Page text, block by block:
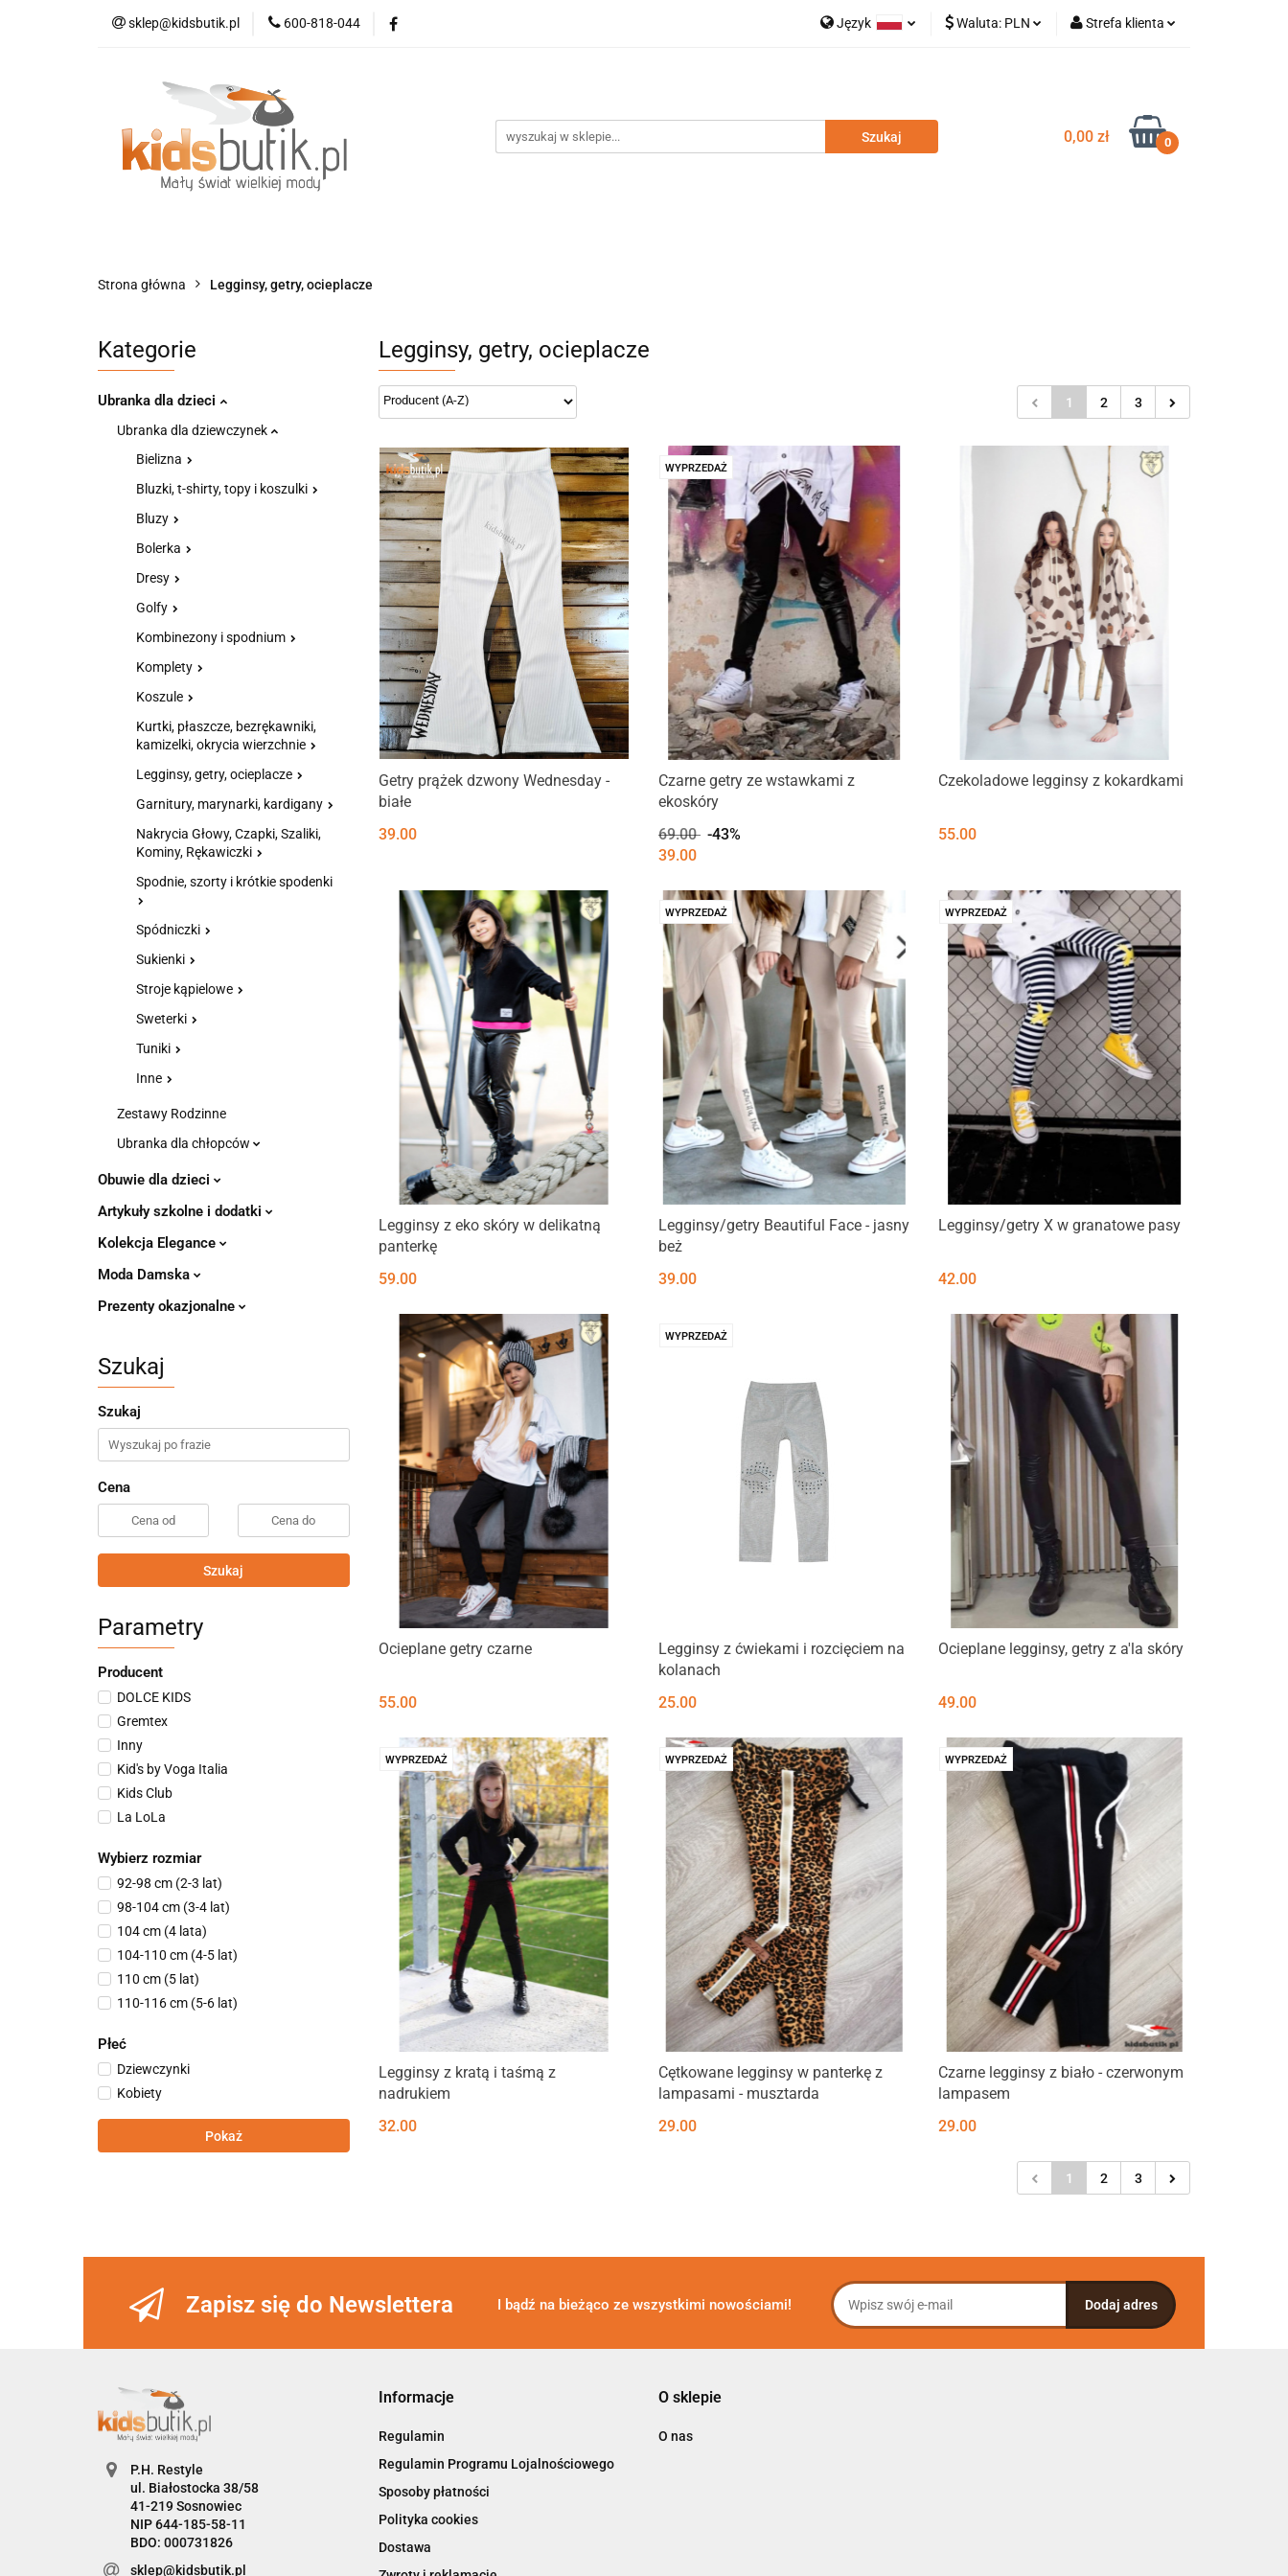
sklep@kidsbutik.pl 600-818-044 Język Waluta: PLN Strefa klienta
Dodaj zgłoszenie
0,00 zł 0
Kategorie Zestawy rodzinne
Strona główna Legginsy, getry, ocieplacze
Kategorie
Ubranka dla dzieci
Ubranka dla dziewczynek
Bielizna
Bluzki, t-shirty, topy i koszulki
Bluzy
Bolerka
Dresy
Golfy
Kombinezony i spodnium
Komplety
Koszule
Kurtki, płaszcze, bezrękawniki,
kamizelki, okrycia wierzchnie
Legginsy, getry, ocieplacze
Garnitury, marynarki, kardigany
Nakrycia Głowy, Czapki, Szaliki,
Kominy, Rękawiczki
Spodnie, szorty i krótkie spodenki
Spódniczki
Sukienki
Stroje kąpielowe
Sweterki
Tuniki
Inne
Zestawy Rodzinne
Ubranka dla chłopców
Obuwie dla dzieci
Artykuły szkolne i dodatki
Kolekcja Elegance
Moda Damska
Prezenty okazjonalne
Szukaj
Szukaj
Cena
Szukaj
Parametry
Producent
DOLCE KIDS
Gremtex
Inny
Kid's by Voga Italia
Kids Club
La LoLa
LINDA
RG Kidsstore EU
Royal Kids
Wybierz rozmiar
92-98 cm (2-3 lat)
98-104 cm (3-4 lat)
104 cm (4 lata)
104-110 cm (4-5 lat)
110 cm (5 lat)
110-116 cm (5-6 lat)
116-122 cm (6-7 lat)
122 cm (7 lat)
122-128 cm (7-8 lat)
128 cm (8 lat)
146-152cm (11-12 lat)
152 cm (12 lat)
158-164cm (13-14 lat)
164 cm (14 lat)
Płeć
Dziewczynki
Kobiety
Pokaż
Legginsy, getry, ocieplacze
1 2 3
Getry prążek dzwony Wednesday -
białe
39.00
WYPRZEDAŻ
Czarne getry ze wstawkami z
ekoskóry
69.00 -43%
39.00
Czekoladowe legginsy z kokardkami
55.00
Legginsy z eko skóry w delikatną
panterkę
59.00
WYPRZEDAŻ
Legginsy/getry Beautiful Face - jasny
beż
39.00
WYPRZEDAŻ
Legginsy/getry X w granatowe pasy
42.00
Ocieplane getry czarne
55.00
WYPRZEDAŻ
Legginsy z ćwiekami i rozcięciem na
kolanach
25.00
Ocieplane legginsy, getry z a'la skóry
49.00
WYPRZEDAŻ
Legginsy z kratą i taśmą z
nadrukiem
32.00
WYPRZEDAŻ
Cętkowane legginsy w panterkę z
lampasami - musztarda
29.00
WYPRZEDAŻ
Czarne legginsy z biało - czerwonym
lampasem
29.00
1 2 3
Zapisz się do Newslettera I bądź na bieżąco ze wszystkimi nowościami!
P.H. Restyle
ul. Białostocka 38/58
41-219 Sosnowiec
NIP 644-185-58-11
BDO: 000731826
sklep@kidsbutik.pl
Informacje
Regulamin
Regulamin Programu Lojalnościowego
Sposoby płatności
Polityka cookies
Dostawa
O sklepie
O nas